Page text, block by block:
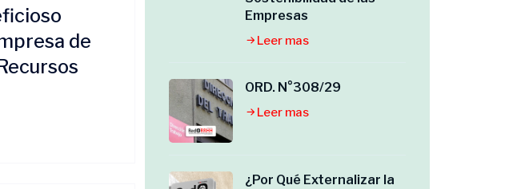
de
Empresas
Leer mas
ORD. N°308/29
Leer mas
¿Por Qué Externalizar la